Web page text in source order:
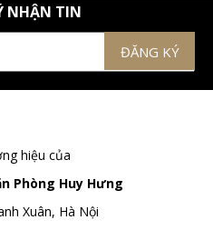
NHẬN TIN
hiệu của
Phòng Huy Hưng
Xuân, Hà Nội